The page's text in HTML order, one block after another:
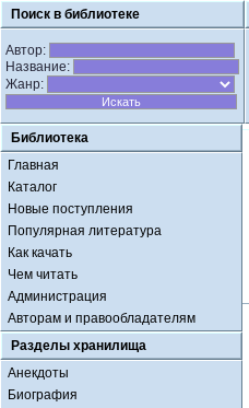
Поиск в библиотеке
Автор:
Название:
Жанр:
Библиотека
Главная
Каталог
Новые поступления
Популярная литература
Как качать
Чем читать
Администрация
Авторам и правообладателям
Разделы хранилища
Анекдоты
Биография